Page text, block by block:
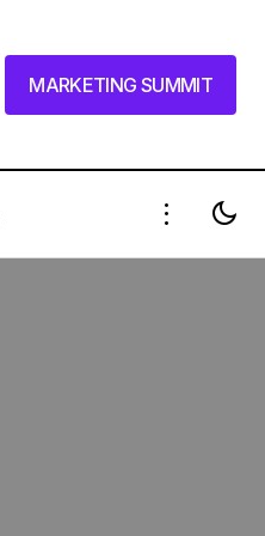
MARKETING SUMMIT
MARKETING SUMMIT